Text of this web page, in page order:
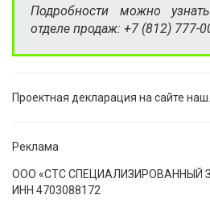
Подробности можно
отделе продаж: +7 (812) 777-
Проектная декларация на сайте
Реклама
ООО «СТС СПЕЦИАЛИЗИРОВАННЫЙ
ИНН 4703088172